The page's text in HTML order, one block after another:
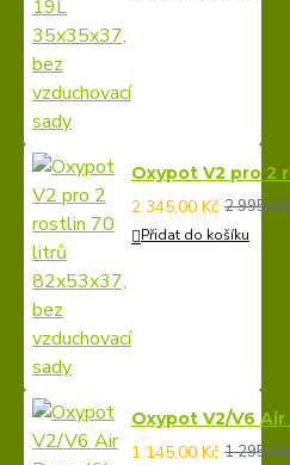
Oxypot V2 pro 2
2 345,00 Kč 2 995,00
Přidat do košíku
Oxypot V2/V6
1 145,00 Kč 1 295,00